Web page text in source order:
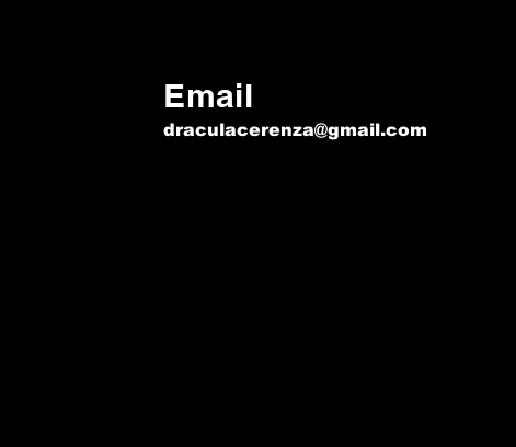
Email
draculacerenza@gmail.com